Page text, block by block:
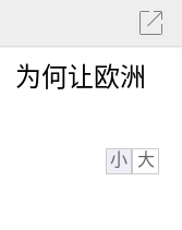
为何让欧洲
小 大